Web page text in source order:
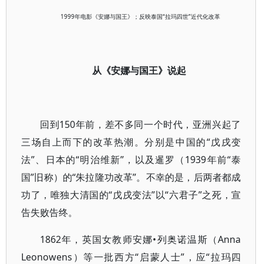
1999年电影《安娜与国王》；反映泰国“拉玛四世”近代化改革
从《安娜与国王》说起
回到150年前，差不多同一个时代，亚洲兴起了
三场自上而下的改革热潮。分别是中国的“戊戌变
法”、日本的“明治维新”，以及暹罗（1939年前“泰
国”旧称）的“朱拉隆功改革”。不幸的是，后两者都成
功了，唯独大清国的“戊戌变法”以“六君子”之死，宣
告失败告终。
1862年，英国女教师安娜•列奥诺温斯（Anna
Leonowens）等一批西方“启蒙人士”，应“拉玛四